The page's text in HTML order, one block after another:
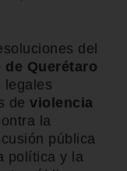
del
Querétaro
legales
de violencia
la
pública
política y la